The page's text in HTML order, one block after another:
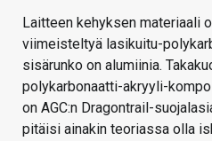
Laitteen kehyksen materiaali
viimeisteltyä lasikuitu-
sisärunko on alumiinia.
polykarbonaatti-akryyli-
on AGC:n Dragontrail-
pitäisi ainakin teoriassa olla